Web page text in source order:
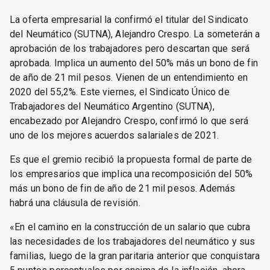
La oferta empresarial la confirmó el titular del Sindicato
del Neumático (SUTNA), Alejandro Crespo. La someterán a
aprobación de los trabajadores pero descartan que será
aprobada. Implica un aumento del 50% más un bono de fin
de año de 21 mil pesos. Vienen de un entendimiento en
2020 del 55,2%. Este viernes, el Sindicato Único de
Trabajadores del Neumático Argentino (SUTNA),
encabezado por Alejandro Crespo, confirmó lo que será
uno de los mejores acuerdos salariales de 2021.
Es que el gremio recibió la propuesta formal de parte de
los empresarios que implica una recomposición del 50%
más un bono de fin de año de 21 mil pesos. Además
habrá una cláusula de revisión.
«En el camino en la construcción de un salario que cubra
las necesidades de los trabajadores del neumático y sus
familias, luego de la gran paritaria anterior que conquistara